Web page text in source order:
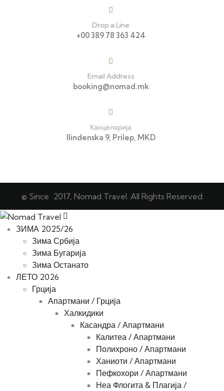
Drop a Line
+00 389 78 363 424
Email Address
booking@nomad.mk
Канцеларија
Ilindenska 9, Prilep, MKD
© Since 2017, Nomad Travel. All Rights Reserved
ЗИМА 2025/26
Зима Србија
Зима Бугарија
Зима Останато
ЛЕТО 2026
Грција
Апартмани / Грција
Халкидики
Касандра / Апартмани
Калитеа / Апартмани
Полихроно / Апартмани
Ханиоти / Апартмани
Пефкохори / Апартмани
Неа Флогита & Плагија /